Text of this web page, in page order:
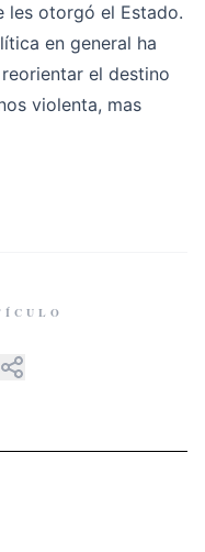
les otorgó el Estado.
en general ha
el destino
violenta, mas